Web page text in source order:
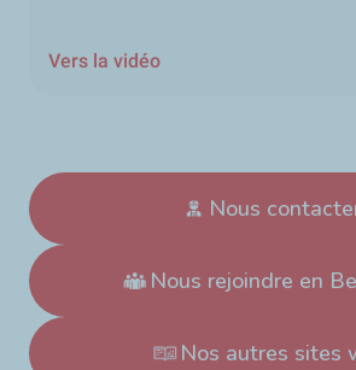
Vers la vidéo
Nous
Nous rejoindre en
Nos autres sites